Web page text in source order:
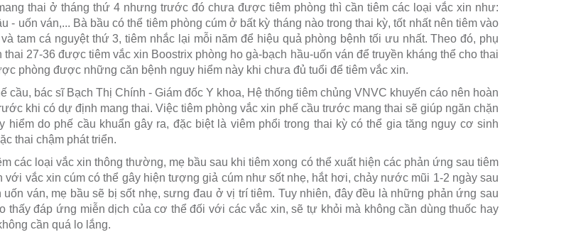
thai ở tháng thứ 4 nhưng trước đó chưa được tiêm phòng thì cần tiêm các loại vắc xin như:
- uốn ván,... Bà bầu có thể tiêm phòng cúm ở bất kỳ tháng nào trong thai kỳ, tốt nhất nên tiêm vào
tam cá nguyệt thứ 3, tiêm nhắc lại mỗi năm để hiệu quả phòng bệnh tối ưu nhất. Theo đó, phụ
thai 27-36 được tiêm vắc xin Boostrix phòng ho gà-bạch hầu-uốn ván để truyền kháng thể cho thai
phòng được những căn bệnh nguy hiểm này khi chưa đủ tuổi để tiêm vắc xin.
cầu, bác sĩ Bạch Thị Chính - Giám đốc Y khoa, Hệ thống tiêm chủng VNVC khuyến cáo nên hoàn
khi có dự định mang thai. Việc tiêm phòng vắc xin phế cầu trước mang thai sẽ giúp ngăn chặn
hiểm do phế cầu khuẩn gây ra, đặc biệt là viêm phổi trong thai kỳ có thể gia tăng nguy cơ sinh
thai chậm phát triển.
các loại vắc xin thông thường, mẹ bầu sau khi tiêm xong có thể xuất hiện các phản ứng sau tiêm
với vắc xin cúm có thể gây hiện tượng giả cúm như sốt nhẹ, hắt hơi, chảy nước mũi 1-2 ngày sau
uốn ván, mẹ bầu sẽ bị sốt nhẹ, sưng đau ở vị trí tiêm. Tuy nhiên, đây đều là những phản ứng sau
thấy đáp ứng miễn dịch của cơ thể đối với các vắc xin, sẽ tự khỏi mà không cần dùng thuốc hay
cần quá lo lắng.